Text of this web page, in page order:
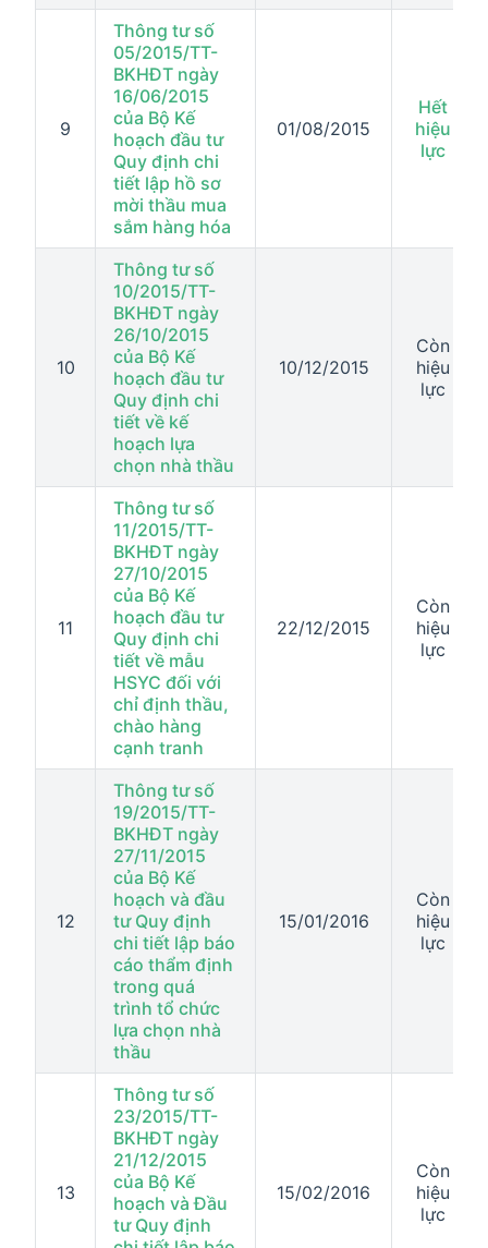
9
Thông tư số
05/2015/TT-
BKHĐT ngày
16/06/2015
của Bộ Kế
hoạch đầu tư
Quy định chi
tiết lập hồ sơ
mời thầu mua
sắm hàng hóa
01/08/2015
Hết
hiệu
lực
10
Thông tư số
10/2015/TT-
BKHĐT ngày
26/10/2015
của Bộ Kế
hoạch đầu tư
Quy định chi
tiết về kế
hoạch lựa
chọn nhà thầu
10/12/2015
Còn
hiệu
lực
11
Thông tư số
11/2015/TT-
BKHĐT ngày
27/10/2015
của Bộ Kế
hoạch đầu tư
Quy định chi
tiết về mẫu
HSYC đối với
chỉ định thầu,
chào hàng
cạnh tranh
22/12/2015
Còn
hiệu
lực
12
Thông tư số
19/2015/TT-
BKHĐT ngày
27/11/2015
của Bộ Kế
hoạch và đầu
tư Quy định
chi tiết lập báo
cáo thẩm định
trong quá
trình tổ chức
lựa chọn nhà
thầu
15/01/2016
Còn
hiệu
lực
13
Thông tư số
23/2015/TT-
BKHĐT ngày
21/12/2015
của Bộ Kế
hoạch và Đầu
tư Quy định
15/02/2016
Còn
hiệu
lực